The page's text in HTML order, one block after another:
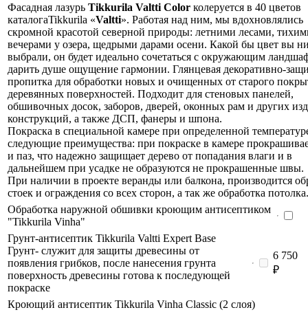
Фасадная лазурь Tikkurila Valtti Color колеруется в 40 цветов
каталогаTikkurila «Valtti». Работая над ним, мы вдохновлялись
скромной красотой северной природы: летними лесами,
вечерами у озера, щедрыми дарами осени. Какой бы цвет вы
выбрали, он будет идеально сочетаться с окружающим
дарить душе ощущение гармонии. Глянцевая декоративно-
пропитка для обработки новых и очищенных от старого
деревянных поверхностей. Подходит для стеновых панелей,
обшивочных досок, заборов, дверей, оконных рам и других
конструкций, а также ДСП, фанеры и шпона.
Покраска в специальной камере при определенной
следующие преимущества: при покраске в камере
и паз, что надежно защищает дерево от попадания влаги и в
дальнейшем при усадке не образуются не прокрашенные швы.
При наличии в проекте веранды или балкона, производится
стоек и ограждения со всех сторон, а так же обработка потолка.
Обработка наружной обшивки кроющим антисептиком
"Tikkurila Vinha"
Грунт-антисептик Tikkurila Valtti Expert Base
Грунт- служит для защиты древесины от
появления грибков, после нанесения грунта
поверхность древесины готова к последующей
покраске
6 750
₽
Кроющий антисептик Tikkurila Vinha Classic (2 слоя)